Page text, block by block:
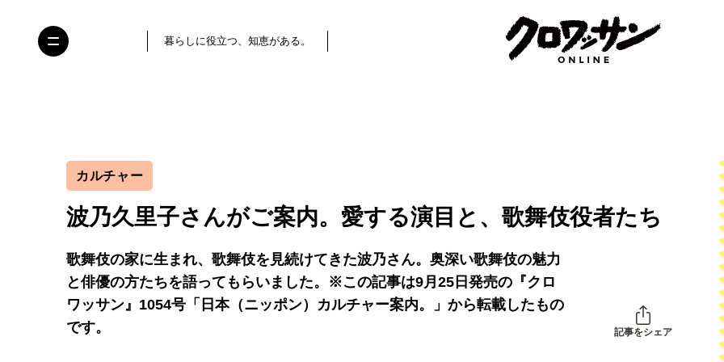
暮らしに役立つ、知恵がある。
カルチャー
波乃久里子さんがご案内。愛する演目と、歌舞伎役者たち
歌舞伎の家に生まれ、歌舞伎を見続けてきた波乃さん。奥深い歌舞伎の魅力
と俳優の方たちを語ってもらいました。※この記事は9月25日発売の『クロ
ワッサン』1054号「日本（ニッポン）カルチャー案内。」から転載したもの
です。
記事をシェア